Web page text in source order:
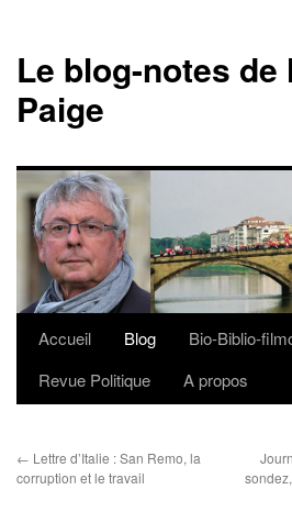
Le blog-notes de
Paige
Aller
Accueil Blog
Bio-Biblio-
Revue Politique
A propos
← Lettre d’Italie : San Remo, la
corruption et le travail